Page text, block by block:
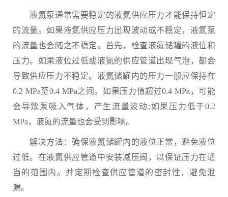
液氮泵通常需要稳定的液氮供应压力才能保持恒定
的流量。如果液氮供应压力出现波动或不稳定，液氮泵
的流量也会随之不稳定。首先，检查液氮储罐的液位和
压力。如果液位过低或液氮的供应管道出现气泡，都会
导致供应压力不稳定。液氮储罐内的压力一般应保持在
0.2 MPa至0.4 MPa之间。如果压力值超过0.4 MPa，可能
会导致泵吸入气体，产生流量波动;如果压力低于0.2
MPa，液氮的流量也会受到影响。
解决方法：确保液氮储罐内的液位正常，避免液位
过低。在液氮供应管道中安装减压阀，以保证压力在适
当的范围内。并定期检查供应管道的密封性，避免泄
漏。